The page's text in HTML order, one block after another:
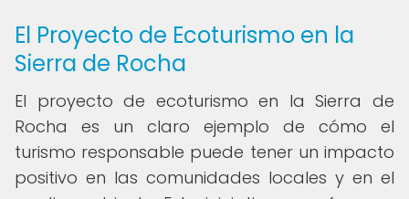
El Proyecto de Ecoturismo en la
Sierra de Rocha
El proyecto de ecoturismo en la Sierra de
Rocha es un claro ejemplo de cómo el
turismo responsable puede tener un impacto
positivo en las comunidades locales y en el